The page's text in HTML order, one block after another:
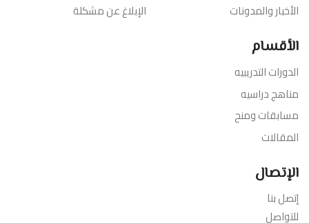
الأخبار والمدونات
الإبلاغ عن مشكلة
الأقسام
الدورات التدريبيه
مناهج دراسيه
مسابقات ومنح
المقالات
الإتصال
إتصل بنا
للتواصل